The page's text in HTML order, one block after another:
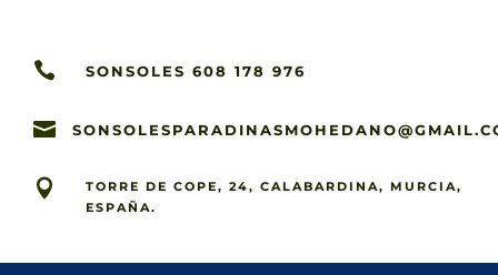
 SONSOLES 608 178 976


TORRE DE COPE, 24, CALABARDINA, MURCIA,
ESPAÑA.